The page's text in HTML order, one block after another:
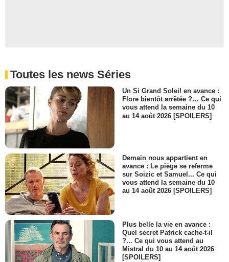
Toutes les news Séries
Un Si Grand Soleil en avance :
Flore bientôt arrêtée ?… Ce qui
vous attend la semaine du 10
au 14 août 2026 [SPOILERS]
Demain nous appartient en
avance : Le piège se referme
sur Soizic et Samuel... Ce qui
vous attend la semaine du 10
au 14 août 2026 [SPOILERS]
Plus belle la vie en avance :
Quel secret Patrick cache-t-il
?... Ce qui vous attend au
Mistral du 10 au 14 août 2026
[SPOILERS]